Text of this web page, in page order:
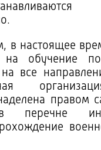
в настоящее
на обучение
все
правом
перечне